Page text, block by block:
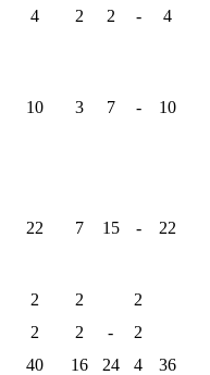
4 2 2 - 4
10 3 7 - 10
22 7 15 - 22
2 2
2
2 2 -
2
40 16 24 4 36